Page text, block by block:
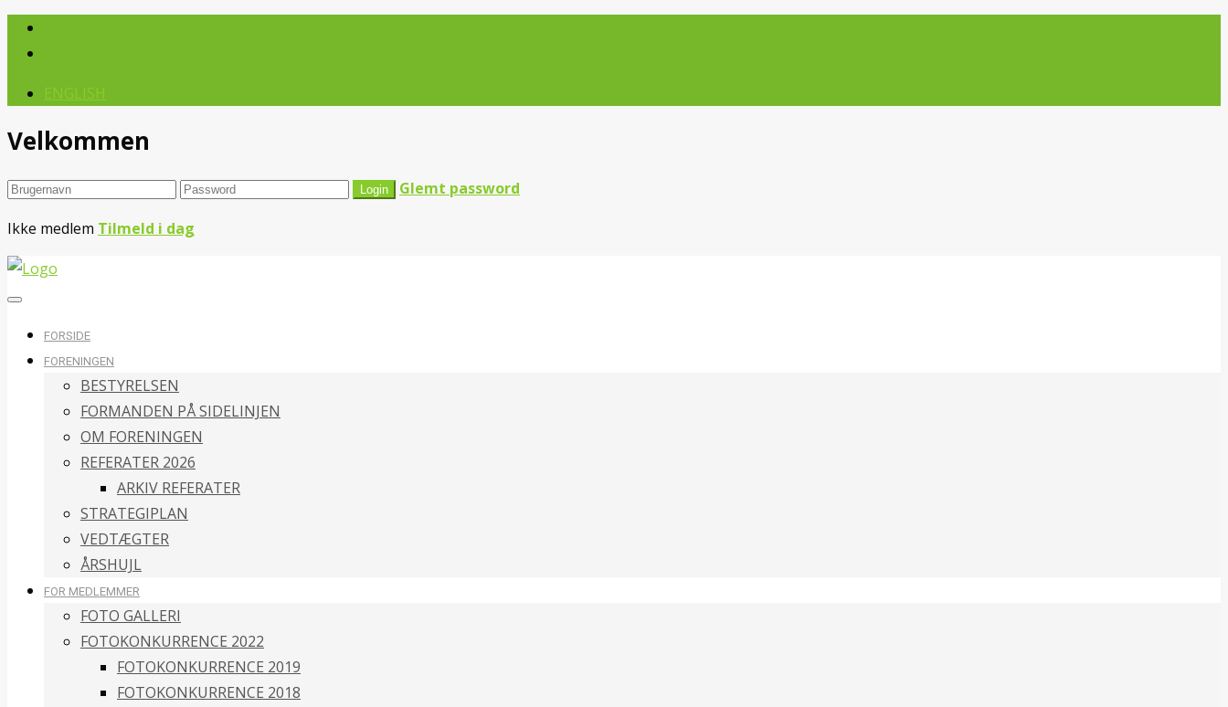
Velkommen
Glemt password
Ikke medlem Tilmeld i dag
FORSIDE
FORENINGEN
BESTYRELSEN
FORMANDEN PÅ SIDELINJEN
OM FORENINGEN
REFERATER 2026
ARKIV REFERATER
STRATEGIPLAN
VEDTÆGTER
ÅRSHUJL
FOR MEDLEMMER
FOTO GALLERI
FOTOKONKURRENCE 2022
FOTOKONKURRENCE 2019
FOTOKONKURRENCE 2018